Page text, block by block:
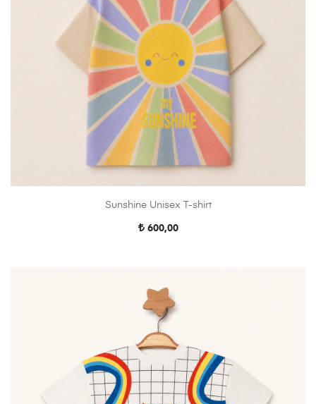
Sunshine Unisex T-shirt
600,00